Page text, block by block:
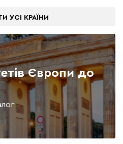
УСІ КРАЇНИ
Європи до